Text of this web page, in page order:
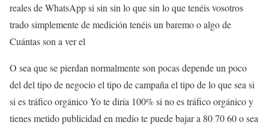
reales de WhatsApp si sin sin lo que sin lo que tenéis vosotros
trado simplemente de medición tenéis un baremo o algo de
Cuántas son a ver el
O sea que se pierdan normalmente son pocas depende un poco
del del tipo de negocio el tipo de campaña el tipo de lo que sea si
si es tráfico orgánico Yo te diría 100% si no es tráfico orgánico y
tienes metido publicidad en medio te puede bajar a 80 70 60 o sea